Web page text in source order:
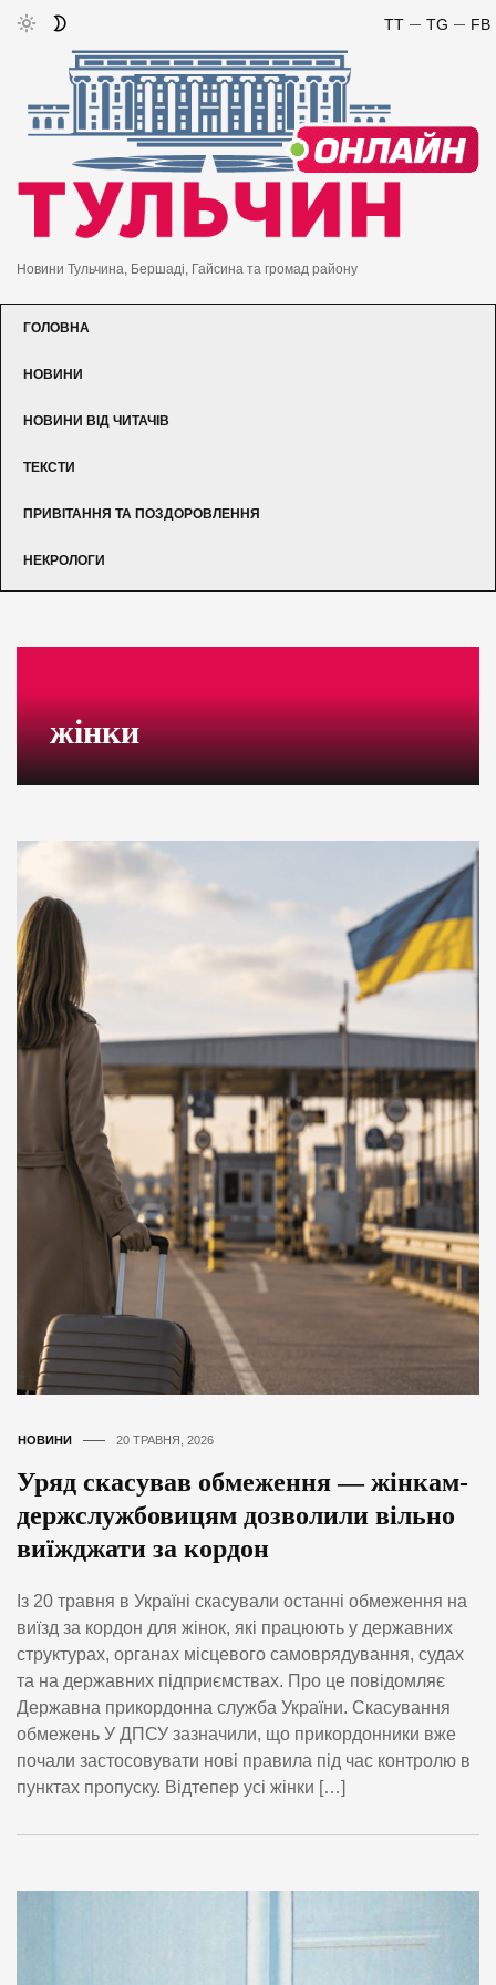
FB
TG
TT
Новини Тульчина, Бершаді, Гайсина та громад району
ГОЛОВНА
НОВИНИ
НОВИНИ ВІД ЧИТАЧІВ
ТЕКСТИ
ПРИВІТАННЯ ТА ПОЗДОРОВЛЕННЯ
НЕКРОЛОГИ
жінки
НОВИНИ 20 ТРАВНЯ, 2026
Уряд скасував обмеження — жінкам-
держслужбовицям дозволили вільно
виїжджати за кордон
Із 20 травня в Україні скасували останні обмеження на
виїзд за кордон для жінок, які працюють у державних
структурах, органах місцевого самоврядування, судах
та на державних підприємствах. Про це повідомляє
Державна прикордонна служба України. Скасування
обмежень У ДПСУ зазначили, що прикордонники вже
почали застосовувати нові правила під час контролю в
пунктах пропуску. Відтепер усі жінки […]